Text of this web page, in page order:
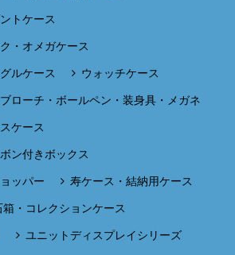
トケース
・オメガケース
ルケース ウォッチケース
ローチ・ボールペン・装身具・メガネ
ケース
ン付きボックス
ッパー 寿ケース・結納用ケース
箱・コレクションケース
ユニットディスプレイシリーズ